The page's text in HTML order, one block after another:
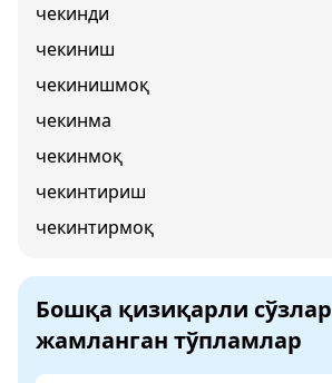
чекинди
чекиниш
чекинишмоқ
чекинма
чекинмоқ
чекинтириш
чекинтирмоқ
Бошқа қизиқарли сўзлар
жамланган тўпламлар